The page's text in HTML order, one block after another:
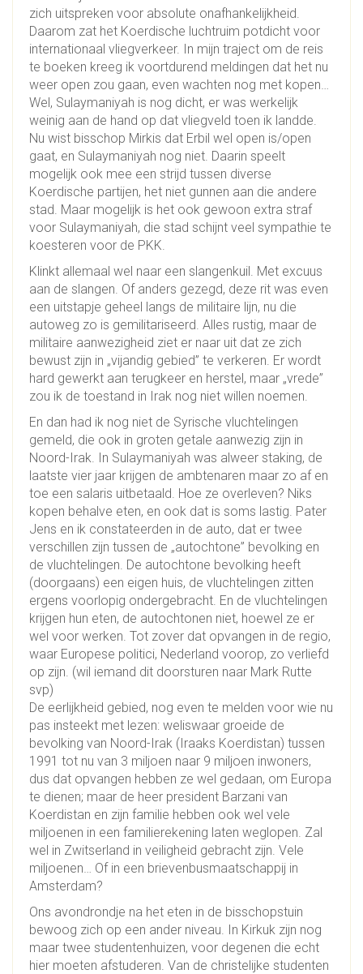
zich uitspreken voor absolute onafhankelijkheid.
Daarom zat het Koerdische luchtruim potdicht voor
internationaal vliegverkeer. In mijn traject om de reis
te boeken kreeg ik voortdurend meldingen dat het nu
weer open zou gaan, even wachten nog met kopen…
Wel, Sulaymaniyah is nog dicht, er was werkelijk
weinig aan de hand op dat vliegveld toen ik landde.
Nu wist bisschop Mirkis dat Erbil wel open is/open
gaat, en Sulaymaniyah nog niet. Daarin speelt
mogelijk ook mee een strijd tussen diverse
Koerdische partijen, het niet gunnen aan die andere
stad. Maar mogelijk is het ook gewoon extra straf
voor Sulaymaniyah, die stad schijnt veel sympathie te
koesteren voor de PKK.
Klinkt allemaal wel naar een slangenkuil. Met excuus
aan de slangen. Of anders gezegd, deze rit was even
een uitstapje geheel langs de militaire lijn, nu die
autoweg zo is gemilitariseerd. Alles rustig, maar de
militaire aanwezigheid ziet er naar uit dat ze zich
bewust zijn in „vijandig gebied” te verkeren. Er wordt
hard gewerkt aan terugkeer en herstel, maar „vrede”
zou ik de toestand in Irak nog niet willen noemen.
En dan had ik nog niet de Syrische vluchtelingen
gemeld, die ook in groten getale aanwezig zijn in
Noord-Irak. In Sulaymaniyah was alweer staking, de
laatste vier jaar krijgen de ambtenaren maar zo af en
toe een salaris uitbetaald. Hoe ze overleven? Niks
kopen behalve eten, en ook dat is soms lastig. Pater
Jens en ik constateerden in de auto, dat er twee
verschillen zijn tussen de „autochtone” bevolking en
de vluchtelingen. De autochtone bevolking heeft
(doorgaans) een eigen huis, de vluchtelingen zitten
ergens voorlopig ondergebracht. En de vluchtelingen
krijgen hun eten, de autochtonen niet, hoewel ze er
wel voor werken. Tot zover dat opvangen in de regio,
waar Europese politici, Nederland voorop, zo verliefd
op zijn. (wil iemand dit doorsturen naar Mark Rutte
svp)
De eerlijkheid gebied, nog even te melden voor wie nu
pas insteekt met lezen: weliswaar groeide de
bevolking van Noord-Irak (Iraaks Koerdistan) tussen
1991 tot nu van 3 miljoen naar 9 miljoen inwoners,
dus dat opvangen hebben ze wel gedaan, om Europa
te dienen; maar de heer president Barzani van
Koerdistan en zijn familie hebben ook wel vele
miljoenen in een familierekening laten weglopen. Zal
wel in Zwitserland in veiligheid gebracht zijn. Vele
miljoenen… Of in een brievenbusmaatschappij in
Amsterdam?
Ons avondrondje na het eten in de bisschopstuin
bewoog zich op een ander niveau. In Kirkuk zijn nog
maar twee studentenhuizen, voor degenen die echt
hier moeten afstuderen. Van de christelijke studenten